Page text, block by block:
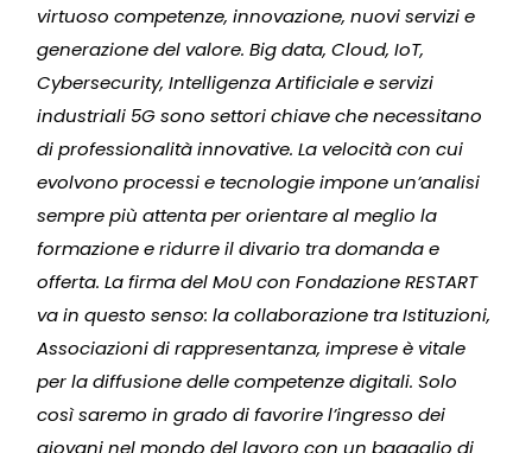
virtuoso competenze, innovazione, nuovi servizi e
generazione del valore. Big data, Cloud, IoT,
Cybersecurity, Intelligenza Artificiale e servizi
industriali 5G sono settori chiave che necessitano
di professionalità innovative. La velocità con cui
evolvono processi e tecnologie impone un’analisi
sempre più attenta per orientare al meglio la
formazione e ridurre il divario tra domanda e
offerta. La firma del MoU con Fondazione RESTART
va in questo senso: la collaborazione tra Istituzioni,
Associazioni di rappresentanza, imprese è vitale
per la diffusione delle competenze digitali. Solo
così saremo in grado di favorire l’ingresso dei
giovani nel mondo del lavoro con un bagaglio di